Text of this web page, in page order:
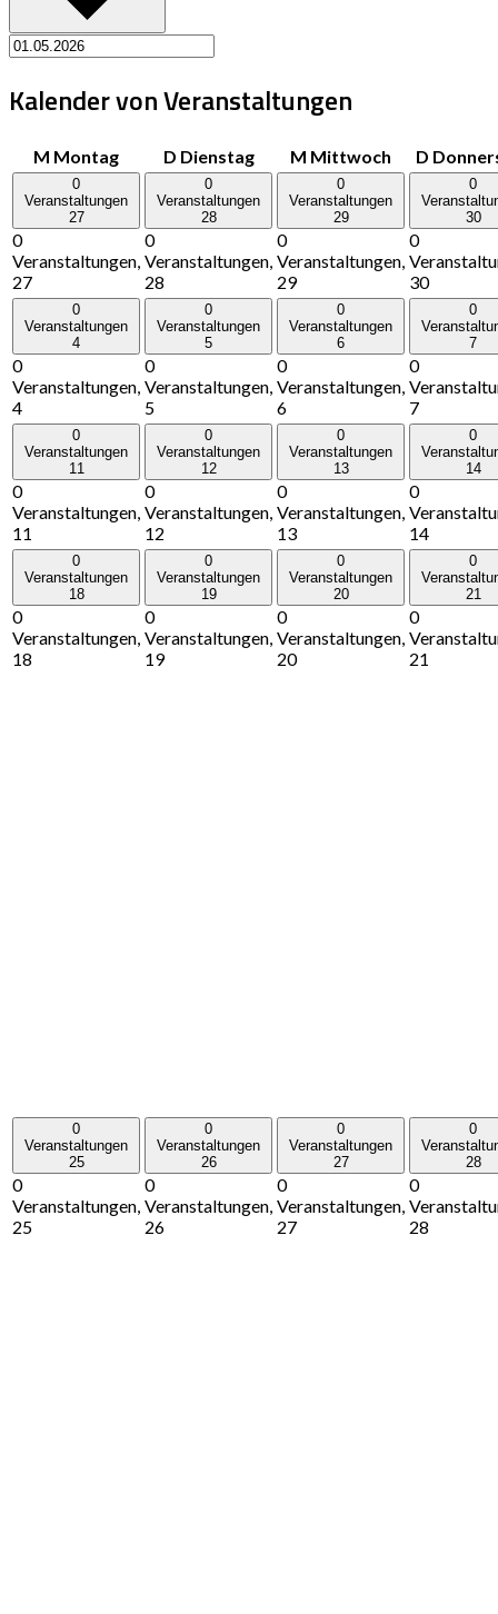
Kalender von Veranstaltungen
M Montag D Dienstag M Mittwoch D
0
Veranstaltungen
27
0
Veranstaltungen,
27
0
Veranstaltungen
28
0
Veranstaltungen,
28
0
Veranstaltungen
29
0
Veranstaltungen,
29
0
30
0
30
0
Veranstaltungen
4
0
Veranstaltungen,
4
0
Veranstaltungen
5
0
Veranstaltungen,
5
0
Veranstaltungen
6
0
Veranstaltungen,
6
0
7
0
7
0
Veranstaltungen
11
0
Veranstaltungen,
11
0
Veranstaltungen
12
0
Veranstaltungen,
12
0
Veranstaltungen
13
0
Veranstaltungen,
13
0
14
0
14
0
Veranstaltungen
18
0
Veranstaltungen,
18
0
Veranstaltungen
19
0
Veranstaltungen,
19
0
Veranstaltungen
20
0
Veranstaltungen,
20
0
21
0
21
0
Veranstaltungen
25
0
Veranstaltungen,
25
0
Veranstaltungen
26
0
Veranstaltungen,
26
0
Veranstaltungen
27
0
Veranstaltungen,
27
0
28
0
28